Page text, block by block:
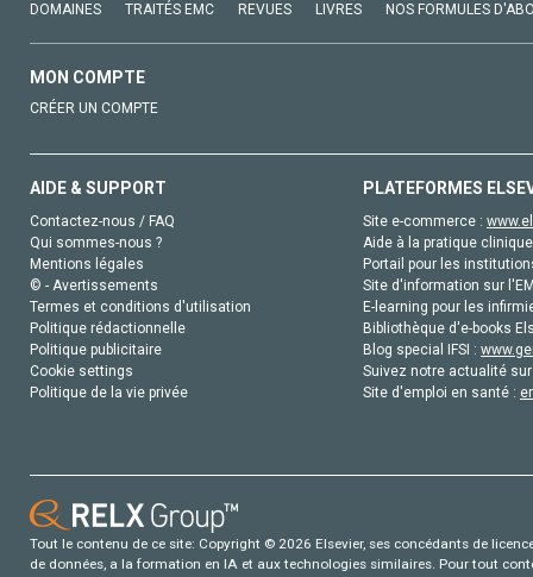
DOMAINES TRAITÉS EMC REVUES LIVRES NOS FORMULES
MON COMPTE
CRÉER UN COMPTE
AIDE & SUPPORT
Contactez-nous / FAQ
Qui sommes-nous ?
Mentions légales
© - Avertissements
Termes et conditions d'utilisation
Politique rédactionnelle
Politique publicitaire
Cookie settings
Politique de la vie privée
PLATEFORMES
Site e-commerce :
Aide à la pratique
Portail pour les
Site d'information sur
E-learning pour les
Bibliothèque d'e-books
Blog special IFSI :
Suivez notre actualité
Site d'emploi en santé :
Tout le contenu de ce site: Copyright © 2026 Elsevier, ses concédants de
de données, a la formation en IA et aux technologies similaires. Pour tout